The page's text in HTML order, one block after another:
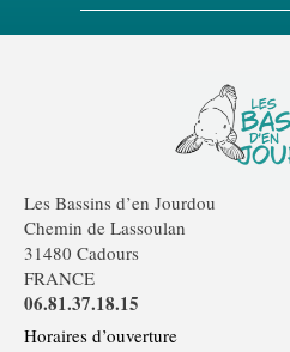
Les Bassins d’en Jourdou
Chemin de Lassoulan
31480 Cadours
FRANCE
06.81.37.18.15
Horaires d’ouverture